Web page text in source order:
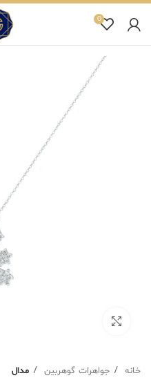
0
خانه جواهرات گوهربین مدال